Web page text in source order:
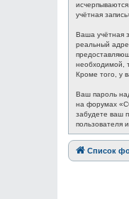
учётная
Ваша учётная
реальный
необходимой,
Кроме того, у
Ваш пароль
на форумах
забудете ваш
пользователя
Список